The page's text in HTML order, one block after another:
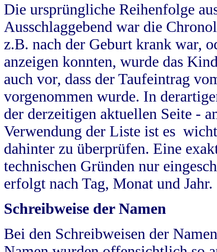
Die ursprüngliche Reihenfolge
Ausschlaggebend war die
z.B. nach der Geburt krank war,
anzeigen konnten, wurde das
auch vor, dass der Taufeintrag
vorgenommen wurde. In
der derzeitigen aktuellen Seite -
Verwendung der Liste ist es
dahinter zu überprüfen. Eine
technischen Gründen nur
erfolgt nach Tag, Monat und Jahr.
Schreibweise der Namen
Bei den Schreibweisen der